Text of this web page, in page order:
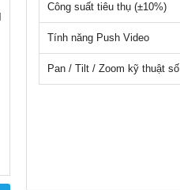
Công suất tiêu thụ (±10%)
Tính năng Push Video
Pan / Tilt / Zoom kỹ thuật số